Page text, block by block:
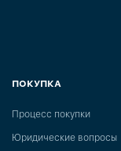
ПОКУПКА
Процесс покупки
Юридические вопросы